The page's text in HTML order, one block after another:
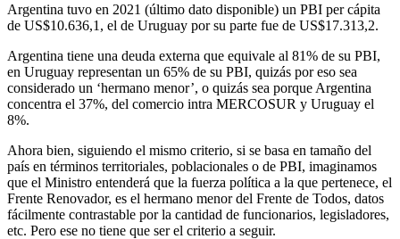
Argentina tuvo en 2021 (último dato disponible) un PBI per cápita
de US$10.636,1, el de Uruguay por su parte fue de US$17.313,2.
Argentina tiene una deuda externa que equivale al 81% de su PBI,
en Uruguay representan un 65% de su PBI, quizás por eso sea
considerado un ‘hermano menor’, o quizás sea porque Argentina
concentra el 37%, del comercio intra MERCOSUR y Uruguay el
8%.
Ahora bien, siguiendo el mismo criterio, si se basa en tamaño del
país en términos territoriales, poblacionales o de PBI, imaginamos
que el Ministro entenderá que la fuerza política a la que pertenece, el
Frente Renovador, es el hermano menor del Frente de Todos, datos
fácilmente contrastable por la cantidad de funcionarios, legisladores,
etc. Pero ese no tiene que ser el criterio a seguir.